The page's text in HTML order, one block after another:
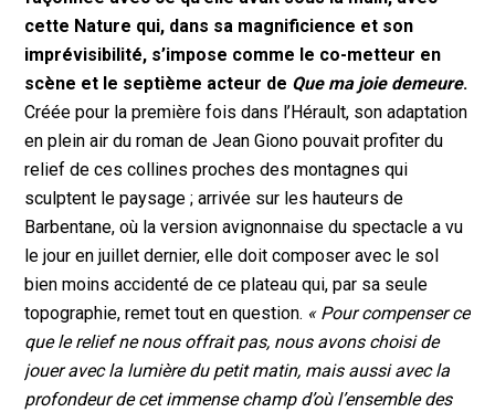
cette Nature qui, dans sa magnificience et son
imprévisibilité, s’impose comme le co-metteur en
scène et le septième acteur de Que ma joie demeure.
Créée pour la première fois dans l’Hérault, son adaptation
en plein air du roman de Jean Giono pouvait profiter du
relief de ces collines proches des montagnes qui
sculptent le paysage ; arrivée sur les hauteurs de
Barbentane, où la version avignonnaise du spectacle a vu
le jour en juillet dernier, elle doit composer avec le sol
bien moins accidenté de ce plateau qui, par sa seule
topographie, remet tout en question. « Pour compenser ce
que le relief ne nous offrait pas, nous avons choisi de
jouer avec la lumière du petit matin, mais aussi avec la
profondeur de cet immense champ d’où l’ensemble des